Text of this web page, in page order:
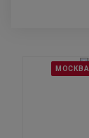
МОСКВА